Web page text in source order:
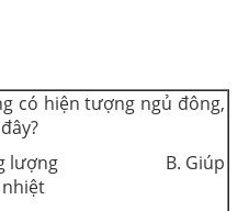
có hiện tượng ngủ đông,
năng lượng B. Giúp